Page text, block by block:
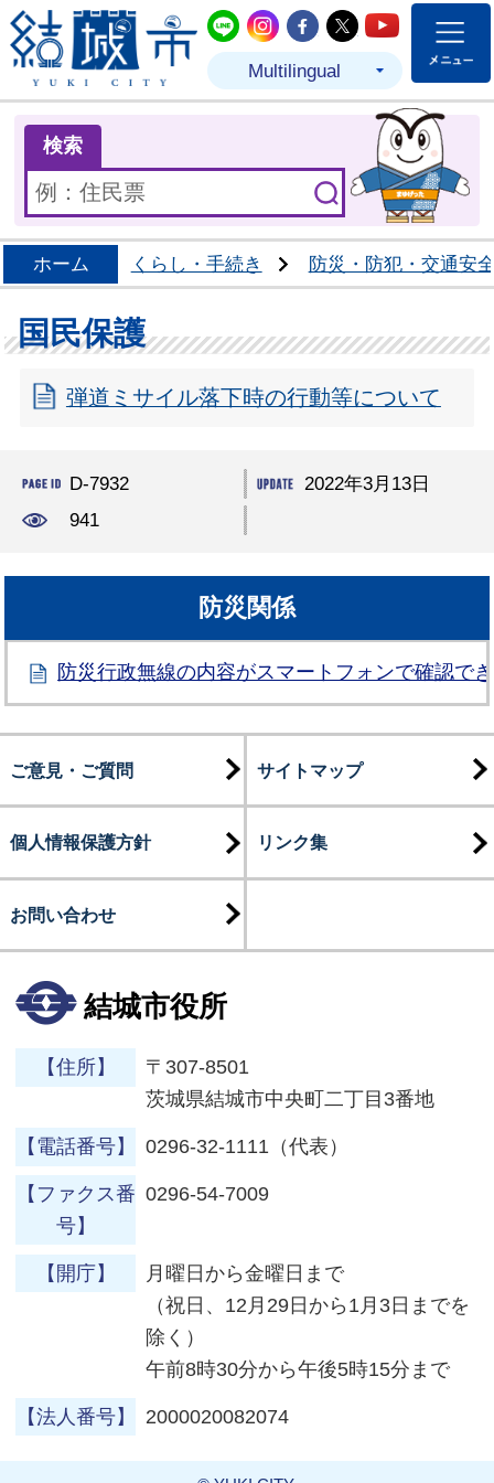
結城市公式LINE
結城市公式Instagram
結城市公式
結城市公式
結城市
Multilingual
検索
ホーム くらし・手続き 防災・防犯・交通安
国民保護
弾道ミサイル落下時の行動等について
D-7932
2022年3月13日
941
防災関係
防災行政無線の内容がスマートフォンで確認で
ご意見・ご質問 サイトマップ
個人情報保護方針 リンク集
お問い合わせ
結城市役所
【住所】
〒307-8501
茨城県結城市中央町二丁目3番地
【電話番号】 0296-32-1111（代表）
【ファクス番
号】
0296-54-7009
【開庁】
月曜日から金曜日まで
（祝日、12月29日から1月3日までを
除く）
午前8時30分から午後5時15分まで
【法人番号】 2000020082074